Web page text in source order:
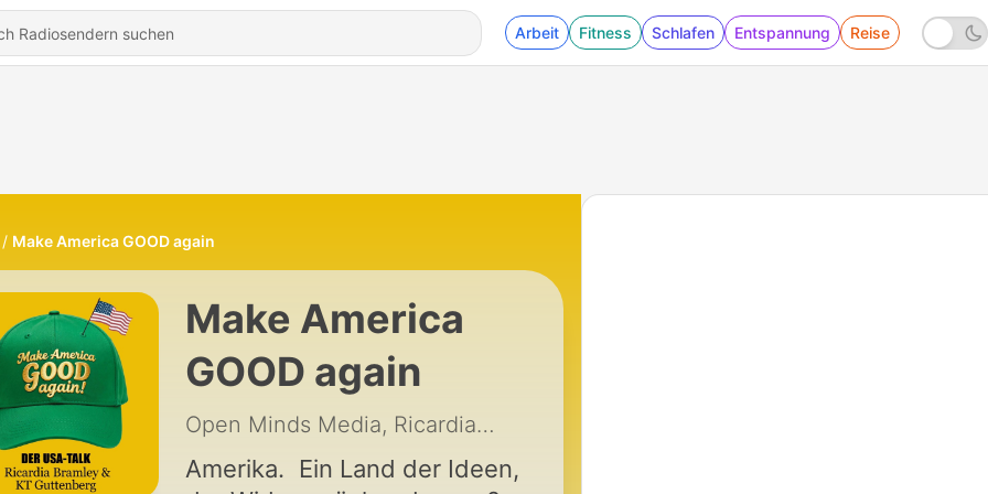
Arbeit Fitness Schlafen Entspannung Reise
Make America GOOD again
Make America
GOOD again
Open Minds Media, Ricardia Bramley & Karl-Theodor zu Guttenberg
Amerika. Ein Land der Ideen,